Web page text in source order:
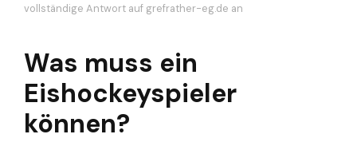
vollständige Antwort auf grefrather-eg.de an
Was muss ein
Eishockeyspieler
können?